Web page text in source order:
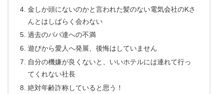
金しか頭にないのかと言われた髪のない電気会社のKさ
んとはしばらく会わない
過去のパパ達への不満
遊びから愛人へ発展、後悔はしていません
自分の機嫌が良くないと、いいホテルには連れて行っ
てくれない社長
絶対年齢詐称していると思う！